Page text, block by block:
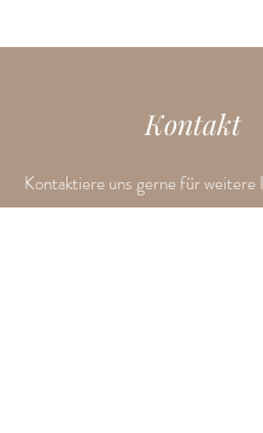
Kontakt
Kontaktiere uns gerne für weitere